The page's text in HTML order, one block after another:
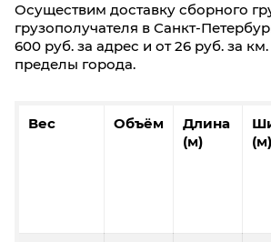
Осуществим доставку сборного
грузополучателя в Санкт-
600 руб. за адрес и от 26 руб. за
пределы города.
Вес Объём
Длина
(м)
(м)